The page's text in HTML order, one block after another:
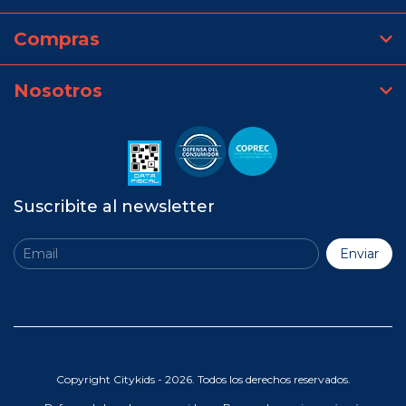
Compras
Nosotros
Suscribite al newsletter
Copyright Citykids - 2026. Todos los derechos reservados.